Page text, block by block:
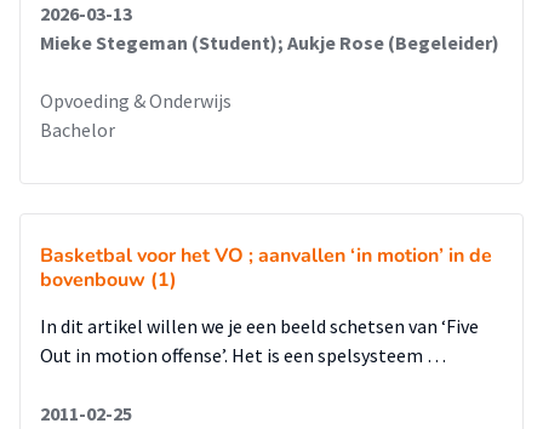
2026-03-13
Mieke Stegeman (Student); Aukje Rose (Begeleider)
Opvoeding & Onderwijs
Bachelor
Basketbal voor het VO ; aanvallen ‘in motion’ in de
bovenbouw (1)
In dit artikel willen we je een beeld schetsen van ‘Five
Out in motion offense’. Het is een spelsysteem …
2011-02-25